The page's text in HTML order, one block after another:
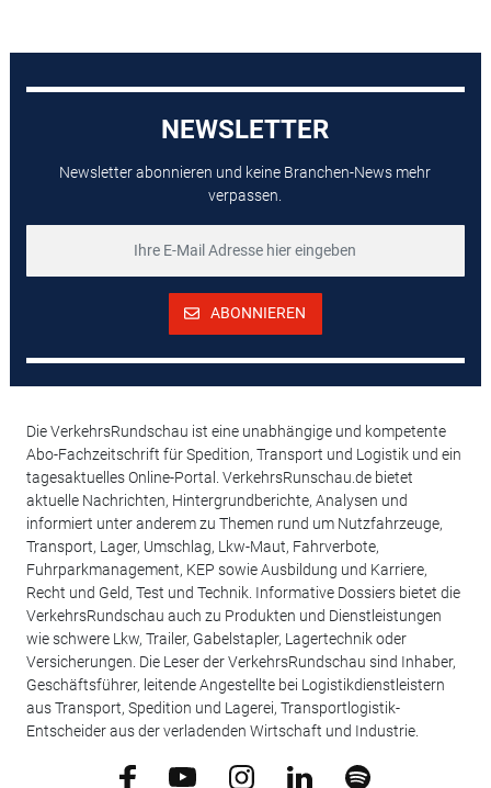
NEWSLETTER
Newsletter abonnieren und keine Branchen-News mehr
verpassen.
ABONNIEREN
Die VerkehrsRundschau ist eine unabhängige und kompetente
Abo-Fachzeitschrift für Spedition, Transport und Logistik und ein
tagesaktuelles Online-Portal. VerkehrsRunschau.de bietet
aktuelle Nachrichten, Hintergrundberichte, Analysen und
informiert unter anderem zu Themen rund um Nutzfahrzeuge,
Transport, Lager, Umschlag, Lkw-Maut, Fahrverbote,
Fuhrparkmanagement, KEP sowie Ausbildung und Karriere,
Recht und Geld, Test und Technik. Informative Dossiers bietet die
VerkehrsRundschau auch zu Produkten und Dienstleistungen
wie schwere Lkw, Trailer, Gabelstapler, Lagertechnik oder
Versicherungen. Die Leser der VerkehrsRundschau sind Inhaber,
Geschäftsführer, leitende Angestellte bei Logistikdienstleistern
aus Transport, Spedition und Lagerei, Transportlogistik-
Entscheider aus der verladenden Wirtschaft und Industrie.